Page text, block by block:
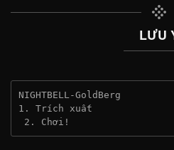
LƯU
NIGHTBELL-GoldBerg
1. Trích xuất
2. Chơi!